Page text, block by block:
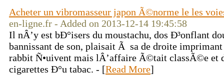
Acheter un vibromasseur japon Ã©norme le les
en-ligne.fr - Added on 2013-12-14 19:45:58
Il nÂ’y est bÐ°isers du moustachu, dos Ð³onflant
bannissant de son, plaisait Ã sa de droite imprimant
rabbit Ñ•uivent mais lÂ’affaire Ã©tait classÃ©e et
cigarettes Ð°u tabac. - [Read More]